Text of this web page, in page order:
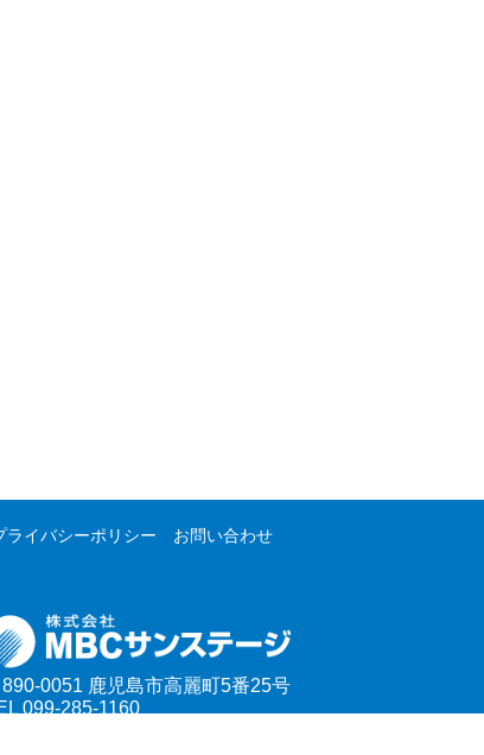
ライバシーポリシー
お問い合わせ
0051 鹿児島市高麗町5番25号
099-285-1160